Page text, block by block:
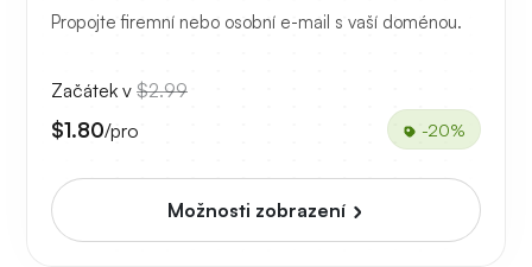
Propojte firemní nebo osobní e-mail s vaší doménou.
Začátek v $2.99
$1.80/pro -20%
Možnosti zobrazení